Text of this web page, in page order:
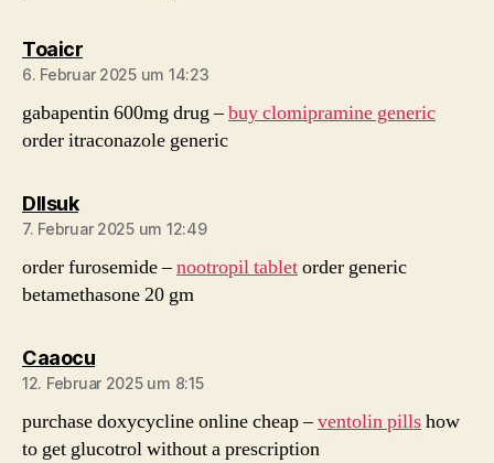
Toaicrsagt:
6. Februar 2025 um 14:23
gabapentin 600mg drug –buy clomipramine generic
order itraconazole generic
Dllsuksagt:
7. Februar 2025 um 12:49
order furosemide –nootropil tabletorder generic
betamethasone 20 gm
Caaocusagt:
12. Februar 2025 um 8:15
purchase doxycycline online cheap –ventolin pillshow
to get glucotrol without a prescription